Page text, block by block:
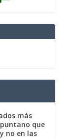
más
que
no en las